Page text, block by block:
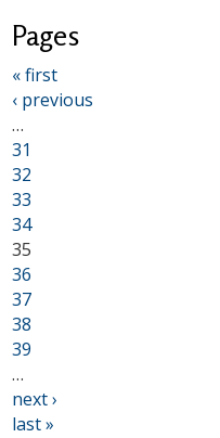
Pages
« first
‹ previous
…
31
32
33
34
35
36
37
38
39
…
next ›
last »